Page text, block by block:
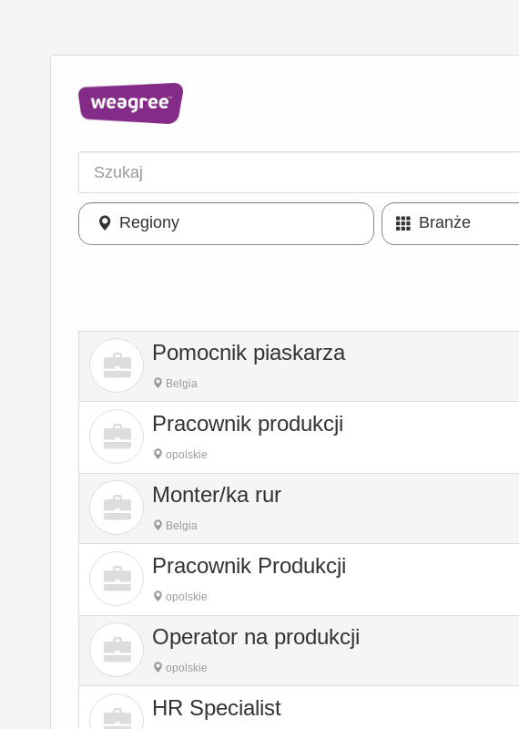
Regiony Branże
Pomocnik piaskarza
Belgia
Pracownik produkcji
opolskie
Monter/ka rur
Belgia
Pracownik Produkcji
opolskie
Operator na produkcji
opolskie
HR Specialist